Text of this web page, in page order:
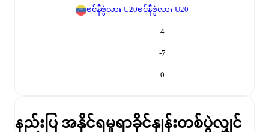
ဗင်နီဇွဲလား U20ဗင်နီဇွဲလား U20
4
-7
0
နည်းပြ အနိုင်ရမှုရာခိုင်နှုန်းတစ်ပွဲလျှင်